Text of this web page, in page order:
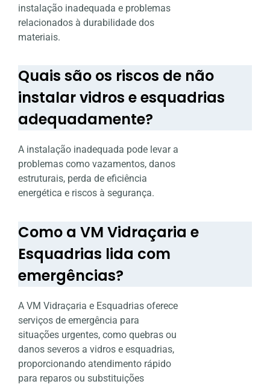
instalação inadequada e problemas
relacionados à durabilidade dos
materiais.
Quais são os riscos de não
instalar vidros e esquadrias
adequadamente?
A instalação inadequada pode levar a
problemas como vazamentos, danos
estruturais, perda de eficiência
energética e riscos à segurança.
Como a VM Vidraçaria e
Esquadrias lida com
emergências?
A VM Vidraçaria e Esquadrias oferece
serviços de emergência para
situações urgentes, como quebras ou
danos severos a vidros e esquadrias,
proporcionando atendimento rápido
para reparos ou substituições